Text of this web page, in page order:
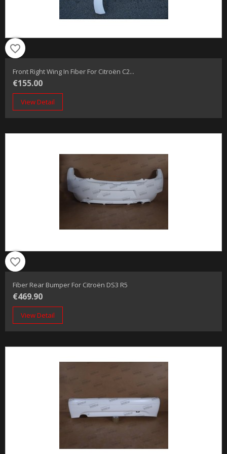
favorite_border
Front Right Wing In Fiber For Citroën C2...
€155.00
View Detail
favorite_border
Fiber Rear Bumper For Citroën DS3 R5
€469.90
View Detail